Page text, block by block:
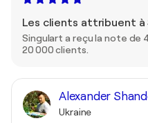
Les clients attribuent à
Singulart a reçu la note de
20 000 clients.
Alexander
Ukraine